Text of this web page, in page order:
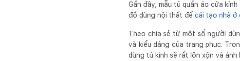
Gần đây, mẫu tủ quần áo cửa
đồ dùng nội thất để cải tạo nhà ở
Theo chia sẻ từ một số người
và kiểu dáng của trang phục.
dùng tủ kính sẽ rất lộn xộn và